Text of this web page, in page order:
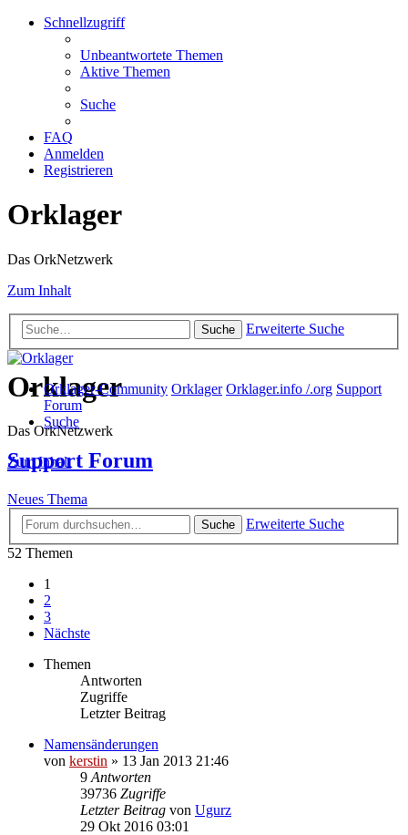
Schnellzugriff
Unbeantwortete Themen
Aktive Themen
Suche
FAQ
Anmelden
Registrieren
Orklager
Das OrkNetzwerk
Zum Inhalt
Suche Erweiterte Suche
Orklager
Das OrkNetzwerk
Zum Inhalt
Orklager-Community Orklager Orklager.info /.org Support
Forum
Suche
Support Forum
Neues Thema
Suche
Erweiterte Suche
52 Themen
1
2
3
Nächste
Themen
Antworten
Zugriffe
Letzter Beitrag
Namensänderungen
von kerstin » 13 Jan 2013 21:46
9 Antworten
39736 Zugriffe
Letzter Beitrag von Ugurz
29 Okt 2016 03:01